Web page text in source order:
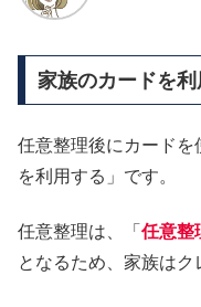
家族のカードを利
任意整理後にカードを
を利用する」です。
任意整理は、「 任意整
となるため、家族はク